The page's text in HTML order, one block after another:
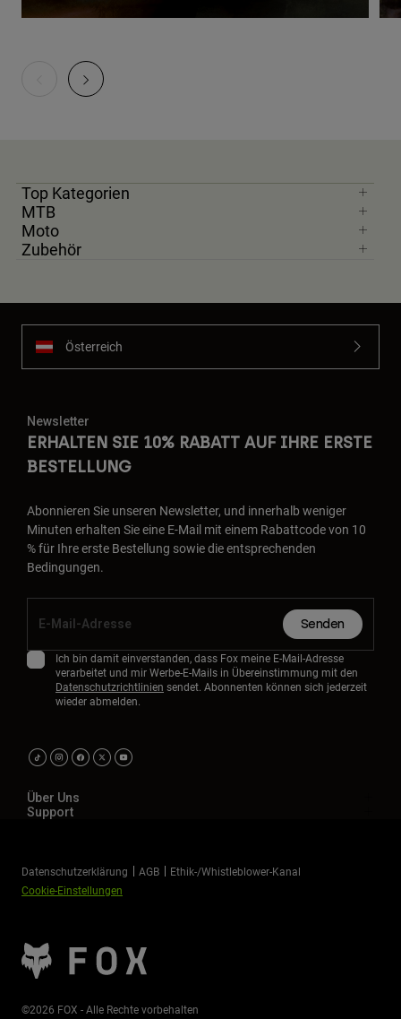
Top Kategorien
MTB
Moto
Zubehör
Österreich
Newsletter
ERHALTEN SIE 10% RABATT AUF IHRE ERSTE
BESTELLUNG
Abonnieren Sie unseren Newsletter, und innerhalb weniger
Minuten erhalten Sie eine E-Mail mit einem Rabattcode von 10
% für Ihre erste Bestellung sowie die entsprechenden
Bedingungen.
Senden
Ich bin damit einverstanden, dass Fox meine E-Mail-Adresse
verarbeitet und mir Werbe-E-Mails in Übereinstimmung mit den
Datenschutzrichtlinien sendet. Abonnenten können sich jederzeit
wieder abmelden.
Über Uns
Support
Datenschutzerklärung AGB
Ethik-/Whistleblower-Kanal
Cookie-Einstellungen
©2026 FOX - Alle Rechte vorbehalten